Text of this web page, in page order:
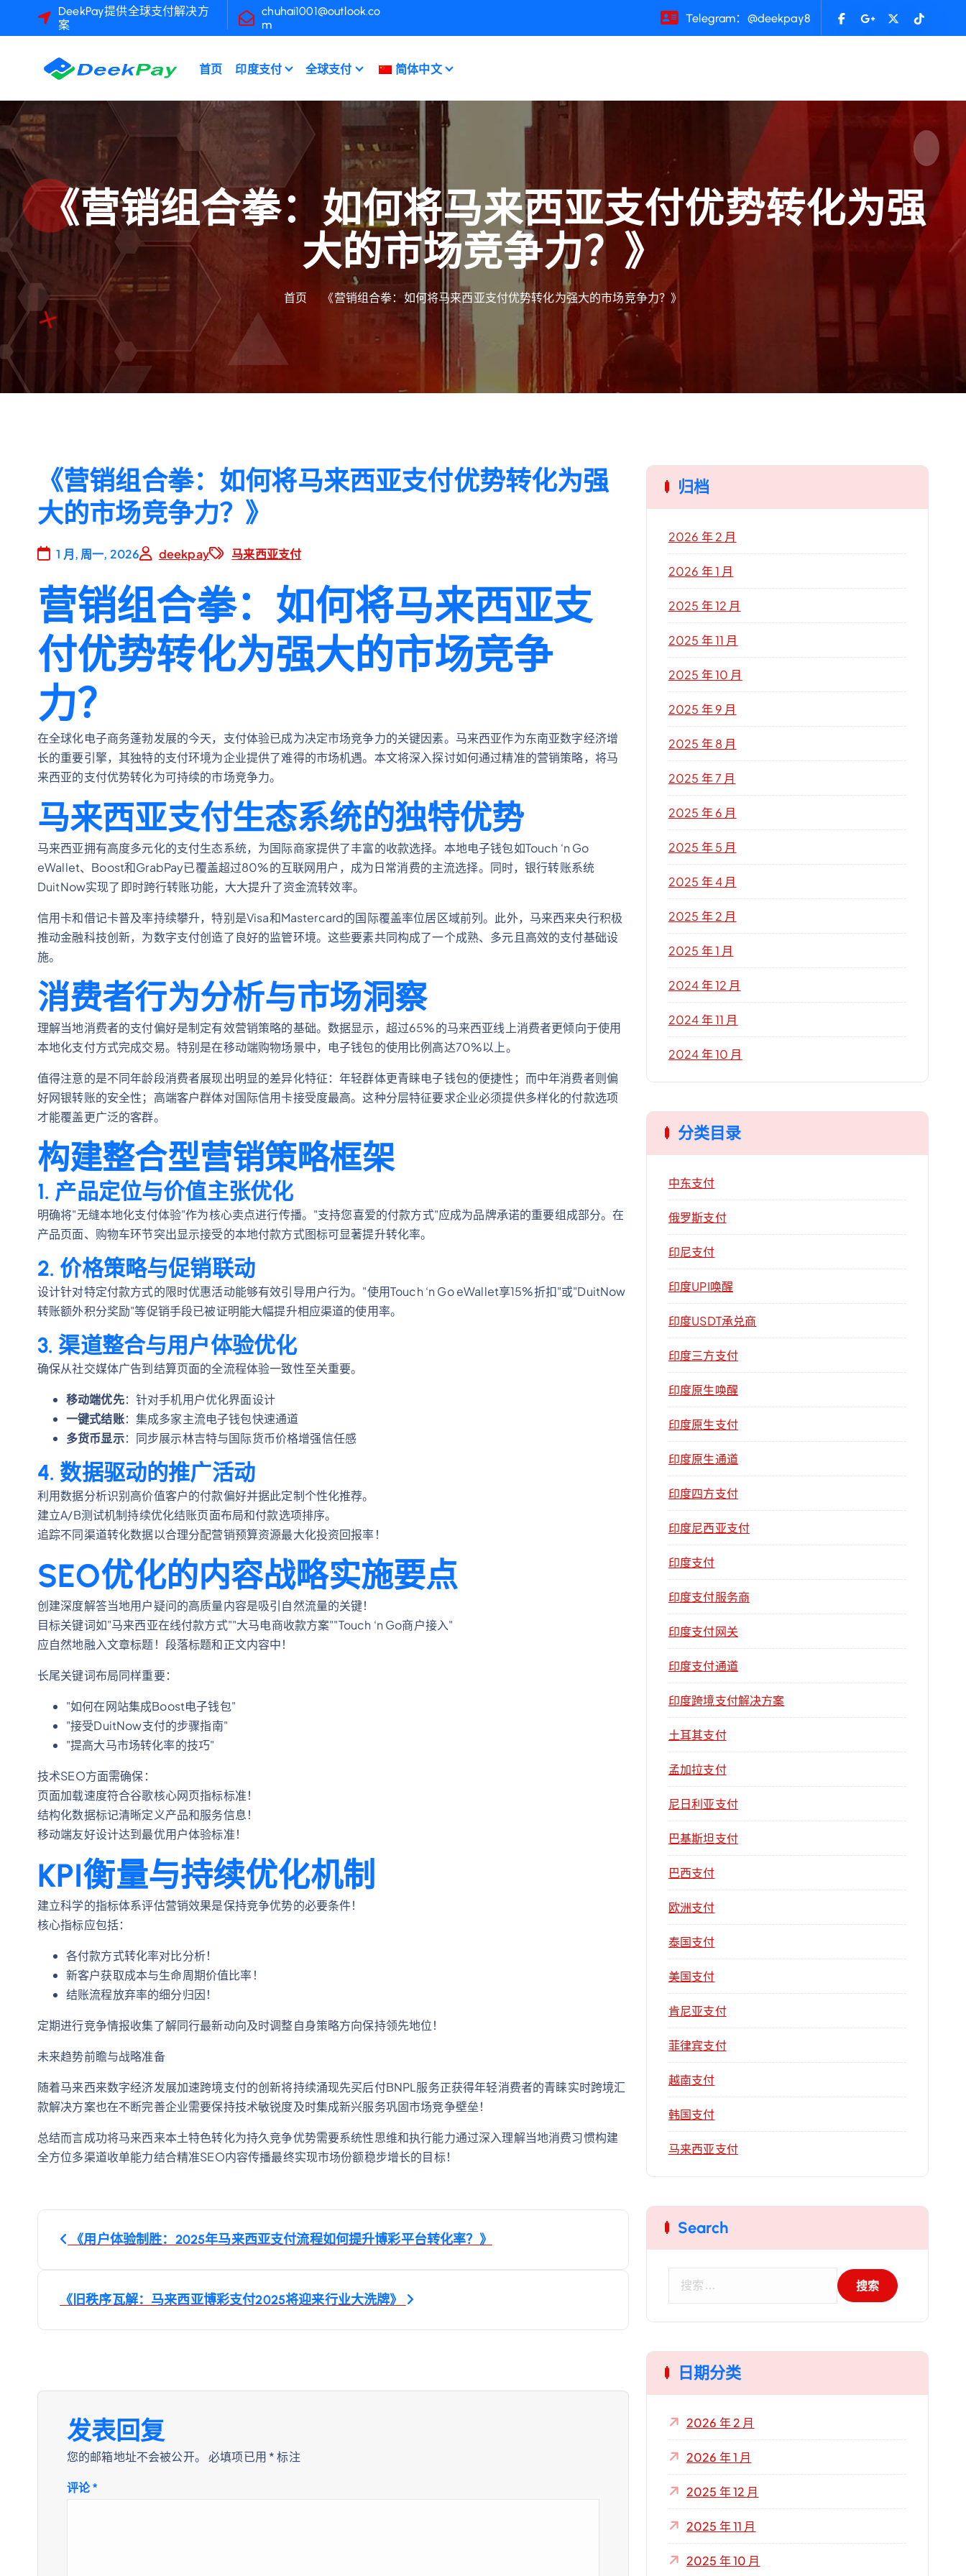
DeekPay提供全球支付解决方
案
chuhai1001@outlook.co
m
Telegram：@deekpay8
首页 印度支付 全球支付 简体中文
《营销组合拳：如何将马来西亚支付优势转化为强
大的市场竞争力？》
首页 《营销组合拳：如何将马来西亚支付优势转化为强大的市场竞争力？》
《营销组合拳：如何将马来西亚支付优势转化为强
大的市场竞争力？》
1 月, 周一, 2026 deekpay 马来西亚支付
营销组合拳：如何将马来西亚支
付优势转化为强大的市场竞争
力？
在全球化电子商务蓬勃发展的今天，支付体验已成为决定市场竞争力的关键因素。马来西亚作为东南亚数字经济增
长的重要引擎，其独特的支付环境为企业提供了难得的市场机遇。本文将深入探讨如何通过精准的营销策略，将马
来西亚的支付优势转化为可持续的市场竞争力。
马来西亚支付生态系统的独特优势
马来西亚拥有高度多元化的支付生态系统，为国际商家提供了丰富的收款选择。本地电子钱包如Touch ‘n Go
eWallet、Boost和GrabPay已覆盖超过80%的互联网用户，成为日常消费的主流选择。同时，银行转账系统
DuitNow实现了即时跨行转账功能，大大提升了资金流转效率。
信用卡和借记卡普及率持续攀升，特别是Visa和Mastercard的国际覆盖率位居区域前列。此外，马来西来央行积极
推动金融科技创新，为数字支付创造了良好的监管环境。这些要素共同构成了一个成熟、多元且高效的支付基础设
施。
消费者行为分析与市场洞察
理解当地消费者的支付偏好是制定有效营销策略的基础。数据显示，超过65%的马来西亚线上消费者更倾向于使用
本地化支付方式完成交易。特别是在移动端购物场景中，电子钱包的使用比例高达70%以上。
值得注意的是不同年龄段消费者展现出明显的差异化特征：年轻群体更青睐电子钱包的便捷性；而中年消费者则偏
好网银转账的安全性；高端客户群体对国际信用卡接受度最高。这种分层特征要求企业必须提供多样化的付款选项
才能覆盖更广泛的客群。
构建整合型营销策略框架
1. 产品定位与价值主张优化
明确将"无缝本地化支付体验"作为核心卖点进行传播。"支持您喜爱的付款方式"应成为品牌承诺的重要组成部分。在
产品页面、购物车环节突出显示接受的本地付款方式图标可显著提升转化率。
2. 价格策略与促销联动
设计针对特定付款方式的限时优惠活动能够有效引导用户行为。"使用Touch ‘n Go eWallet享15%折扣"或"DuitNow
转账额外积分奖励"等促销手段已被证明能大幅提升相应渠道的使用率。
3. 渠道整合与用户体验优化
确保从社交媒体广告到结算页面的全流程体验一致性至关重要。
移动端优先：针对手机用户优化界面设计
一键式结账：集成多家主流电子钱包快速通道
多货币显示：同步展示林吉特与国际货币价格增强信任感
4. 数据驱动的推广活动
利用数据分析识别高价值客户的付款偏好并据此定制个性化推荐。
建立A/B测试机制持续优化结账页面布局和付款选项排序。
追踪不同渠道转化数据以合理分配营销预算资源最大化投资回报率！
SEO优化的内容战略实施要点
创建深度解答当地用户疑问的高质量内容是吸引自然流量的关键！
目标关键词如"马来西亚在线付款方式""大马电商收款方案""Touch ‘n Go商户接入"
应自然地融入文章标题！段落标题和正文内容中！
长尾关键词布局同样重要：
"如何在网站集成Boost电子钱包"
"接受DuitNow支付的步骤指南"
"提高大马市场转化率的技巧"
技术SEO方面需确保：
页面加载速度符合谷歌核心网页指标标准！
结构化数据标记清晰定义产品和服务信息！
移动端友好设计达到最优用户体验标准！
KPI衡量与持续优化机制
建立科学的指标体系评估营销效果是保持竞争优势的必要条件！
核心指标应包括：
各付款方式转化率对比分析！
新客户获取成本与生命周期价值比率！
结账流程放弃率的细分归因！
定期进行竞争情报收集了解同行最新动向及时调整自身策略方向保持领先地位！
未来趋势前瞻与战略准备
随着马来西来数字经济发展加速跨境支付的创新将持续涌现先买后付BNPL服务正获得年轻消费者的青睐实时跨境汇
款解决方案也在不断完善企业需要保持技术敏锐度及时集成新兴服务巩固市场竞争壁垒！
总结而言成功将马来西来本土特色转化为持久竞争优势需要系统性思维和执行能力通过深入理解当地消费习惯构建
全方位多渠道收单能力结合精准SEO内容传播最终实现市场份额稳步增长的目标！
文
导
《用户体验制胜：2025年马来西亚支付流程如何提升博彩平台转化率？》
《旧秩序瓦解：马来西亚博彩支付2025将迎来行业大洗牌》
发表回复
您的邮箱地址不会被公开。 必填项已用 *标注
评论*
归档
2026 年 2 月
2026 年 1 月
2025 年 12 月
2025 年 11 月
2025 年 10 月
2025 年 9 月
2025 年 8 月
2025 年 7 月
2025 年 6 月
2025 年 5 月
2025 年 4 月
2025 年 2 月
2025 年 1 月
2024 年 12 月
2024 年 11 月
2024 年 10 月
分类目录
中东支付
俄罗斯支付
印尼支付
印度UPI唤醒
印度USDT承兑商
印度三方支付
印度原生唤醒
印度原生支付
印度原生通道
印度四方支付
印度尼西亚支付
印度支付
印度支付服务商
印度支付网关
印度支付通道
印度跨境支付解决方案
土耳其支付
孟加拉支付
尼日利亚支付
巴基斯坦支付
巴西支付
欧洲支付
泰国支付
美国支付
肯尼亚支付
菲律宾支付
越南支付
韩国支付
马来西亚支付
Search
日期分类
2026 年 2 月
2026 年 1 月
2025 年 12 月
2025 年 11 月
2025 年 10 月